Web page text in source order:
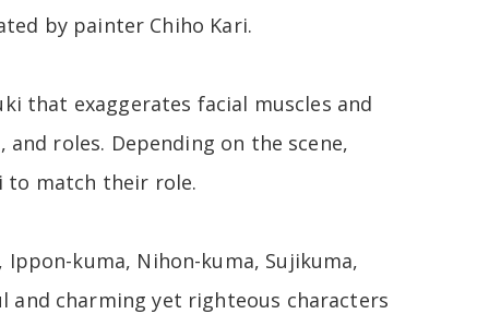
by painter Chiho Kari.
that exaggerates facial muscles and
roles. Depending on the scene,
to match their role.
kuma, Nihon-kuma, Sujikuma,
and charming yet righteous characters